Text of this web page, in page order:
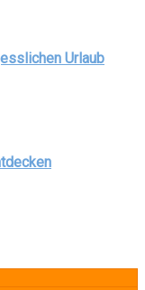
Urlaub